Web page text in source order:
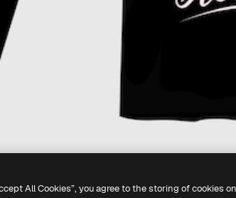
All Cookies”, you agree to the storing of cookies